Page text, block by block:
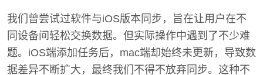
我们曾尝试过软件与iOS版本同步，旨在让用户在不
同设备间轻松交换数据。但实际操作中遇到了不少难
题。iOS端添加任务后，mac端却始终未更新，导致数
据差异不断扩大，最终我们不得不放弃同步。这种不